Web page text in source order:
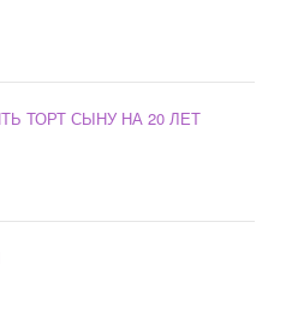
ТОРТ СЫНУ НА 20 ЛЕТ